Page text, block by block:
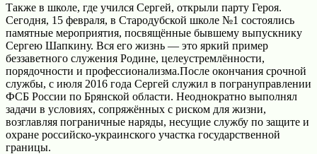
Также в школе, где учился Сергей, открыли парту Героя.
Сегодня, 15 февраля, в Стародубской школе №1 состоялись
памятные мероприятия, посвящённые бывшему выпускнику
Сергею Шапкину. Вся его жизнь — это яркий пример
беззаветного служения Родине, целеустремлённости,
порядочности и профессионализма.После окончания срочной
службы, с июля 2016 года Сергей служил в погрануправлении
ФСБ России по Брянской области. Неоднократно выполнял
задачи в условиях, сопряжённых с риском для жизни,
возглавляя пограничные наряды, несущие службу по защите и
охране российско-украинского участка государственной
границы.